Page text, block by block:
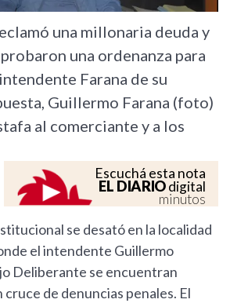
una millonaria deuda y
una ordenanza para
Farana de su
Guillermo Farana (foto)
al comerciante y a los
Escuchá esta nota
EL DIARIOdigital
minutos
se desató en la localidad
el intendente Guillermo
Deliberante se encuentran
de denuncias penales. El